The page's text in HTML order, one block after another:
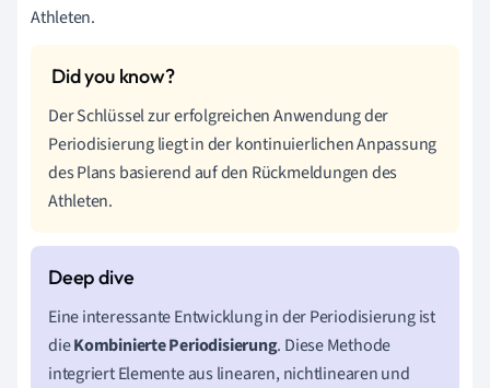
Athleten.
Der Schlüssel zur erfolgreichen Anwendung der
Periodisierung liegt in der kontinuierlichen Anpassung
des Plans basierend auf den Rückmeldungen des
Athleten.
Eine interessante Entwicklung in der Periodisierung ist
dieKombinierte Periodisierung. Diese Methode
integriert Elemente aus linearen, nichtlinearen und